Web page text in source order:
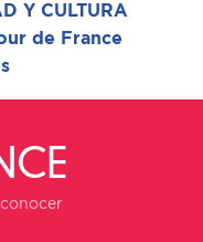
Y CULTURA
de France